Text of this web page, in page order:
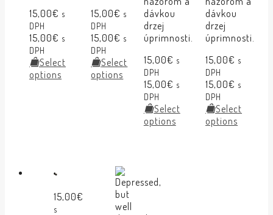
15,00€ s
DPH
15,00€ s
DPH
Select
options
15,00€ s
DPH
15,00€ s
DPH
Select
options
dávkou
drzej
úprimnosti.
15,00€ s
DPH
15,00€ s
DPH
Select
options
dávkou
drzej
úprimnosti.
15,00€ s
DPH
15,00€ s
DPH
Select
options
15,00€
s